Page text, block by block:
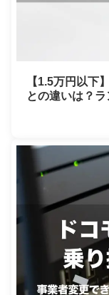
【1.5万円以下
との違いは？